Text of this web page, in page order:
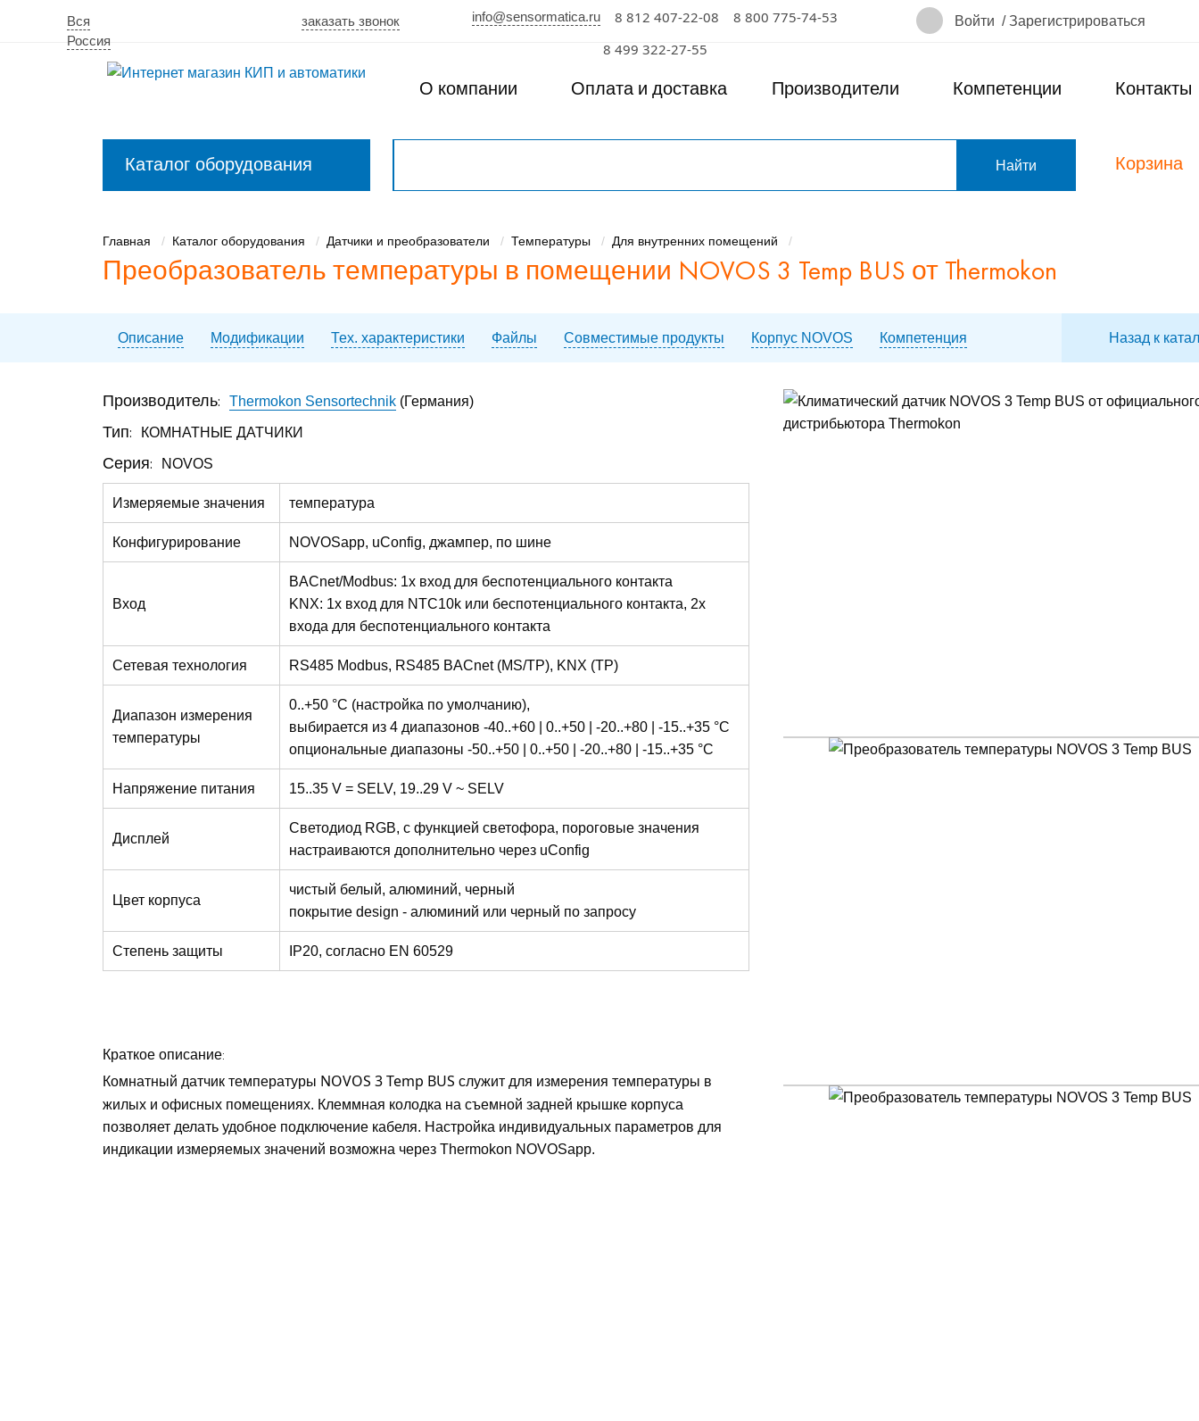
Вся
Россия
заказать звонок info@sensormatica.ru 8 812 407-22-08
8 800 775-74-53
8 499 322-27-55
Войти /Зарегистрироваться
О компании Оплата и доставка Производители Компетенции Контакты
Каталог оборудования Корзина
Главная Каталог оборудования Датчики и преобразователи Температуры Для внутренних помещений
Преобразователь температуры в помещении NOVOS 3 Temp BUS от Thermokon
Описание Модификации Тех. характеристики Файлы Совместимые продукты Корпус NOVOS Компетенция Назад к
Производитель: Thermokon Sensortechnik (Германия)
Тип: КОМНАТНЫЕ ДАТЧИКИ
Серия: NOVOS
Измеряемые значения температура
Конфигурирование NOVOSapp, uConfig, джампер, по шине
Вход
BACnet/Modbus: 1x вход для беспотенциального контакта
KNX: 1x вход для NTC10k или беспотенциального контакта, 2x
входа для беспотенциального контакта
Сетевая технология RS485 Modbus, RS485 BACnet (MS/TP), KNX (TP)
Диапазон измерения
температуры
0..+50 °C (настройка по умолчанию),
выбирается из 4 диапазонов -40..+60 | 0..+50 | -20..+80 | -15..+35 °C
опциональные диапазоны -50..+50 | 0..+50 | -20..+80 | -15..+35 °C
Напряжение питания 15..35 V = SELV, 19..29 V ~ SELV
Дисплей
Светодиод RGB, с функцией светофора, пороговые значения
настраиваются дополнительно через uConfig
Цвет корпуса
чистый белый, алюминий, черный
покрытие design - алюминий или черный по запросу
Степень защиты IP20, согласно EN 60529
Краткое описание:
Комнатный датчик температуры NOVOS 3 Temp BUS служит для измерения температуры в
жилых и офисных помещениях. Клеммная колодка на съемной задней крышке корпуса
позволяет делать удобное подключение кабеля. Настройка индивидуальных параметров для
индикации измеряемых значений возможна через Thermokon NOVOSapp.